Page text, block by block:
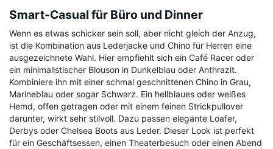
Smart-Casual für Büro und Dinner
Wenn es etwas schicker sein soll, aber nicht gleich der Anzug,
ist die Kombination aus Lederjacke und Chino für Herren eine
ausgezeichnete Wahl. Hier empfiehlt sich ein Café Racer oder
ein minimalistischer Blouson in Dunkelblau oder Anthrazit.
Kombiniere ihn mit einer schmal geschnittenen Chino in Grau,
Marineblau oder sogar Schwarz. Ein hellblaues oder weißes
Hemd, offen getragen oder mit einem feinen Strickpullover
darunter, wirkt sehr stilvoll. Dazu passen elegante Loafer,
Derbys oder Chelsea Boots aus Leder. Dieser Look ist perfekt
für ein Geschäftsessen, einen Theaterbesuch oder einen Abend